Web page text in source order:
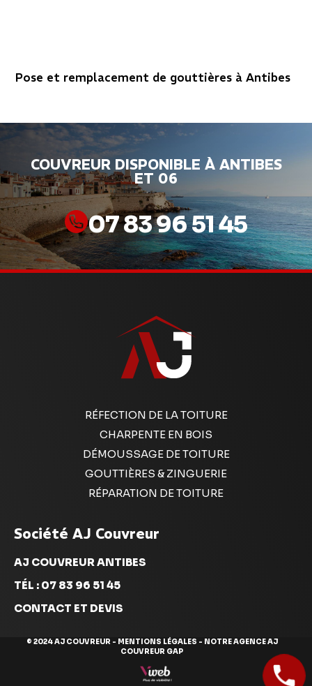
Pose et remplacement de gouttières à Antibes
COUVREUR DISPONIBLE À ANTIBES
ET 06
07 83 96 51 45
RÉFECTION DE LA TOITURE
CHARPENTE EN BOIS
DÉMOUSSAGE DE TOITURE
GOUTTIÈRES & ZINGUERIE
RÉPARATION DE TOITURE
Société AJ Couvreur
AJ COUVREUR ANTIBES
TÉL : 07 83 96 51 45
CONTACT ET DEVIS
© 2024 AJ COUVREUR - MENTIONS LÉGALES - NOTRE AGENCEAJ
COUVREUR GAP